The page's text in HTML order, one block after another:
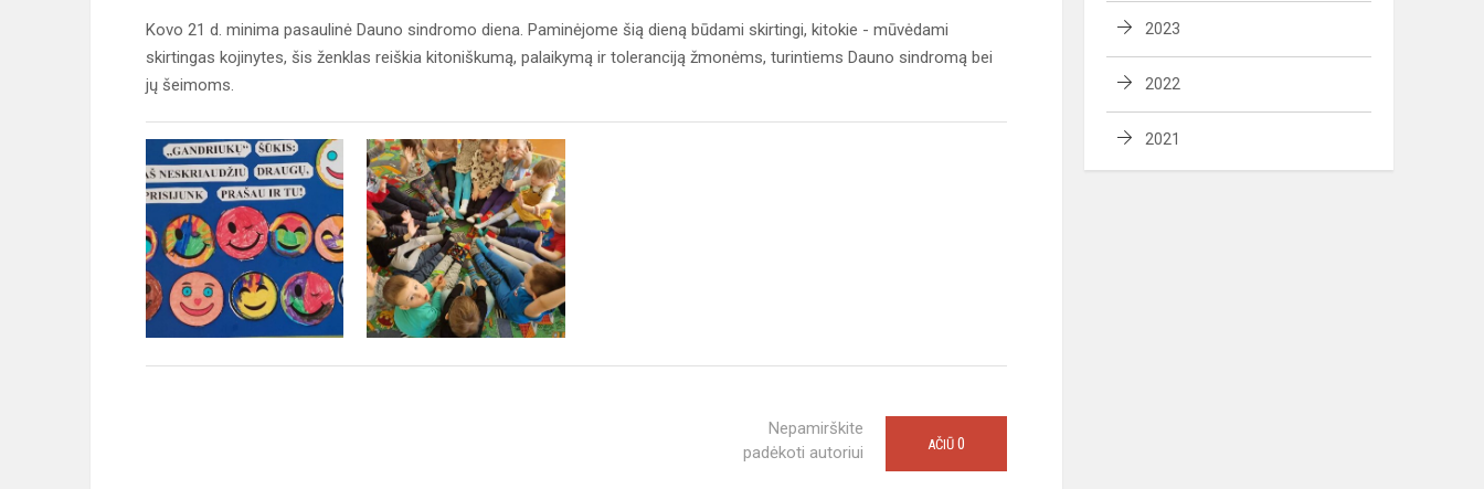
Kovo 21 d. minima pasaulinė Dauno sindromo diena. Paminėjome šią dieną būdami skirtingi, kitokie - mūvėdami
skirtingas kojinytes, šis ženklas reiškia kitoniškumą, palaikymą ir toleranciją žmonėms, turintiems Dauno sindromą bei
jų šeimoms.
Nepamirškite
padėkoti autoriui
AČIŪ 0
2023
2022
2021